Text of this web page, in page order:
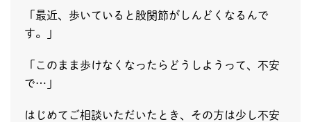
「最近、歩いていると股関節がしんどくなるんで
す。」
「このまま歩けなくなったらどうしようって、不安
で…」
はじめてご相談いただいたとき、その方は少し不安